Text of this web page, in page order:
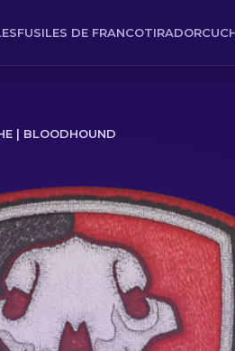
FUSILES DE FRANCOTIRADOR
| BLOODHOUND